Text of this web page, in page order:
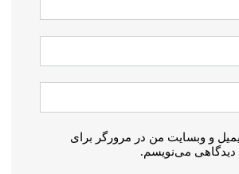
و وبسایت من در مرورگر برای
دیدگاهی می‌نویسم.